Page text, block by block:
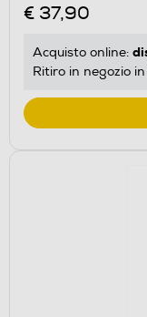
€ 37,90
Acquisto online:
Ritiro in negozio